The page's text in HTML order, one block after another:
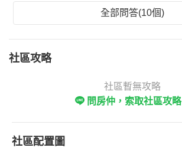
全部問答(10個)
社區攻略
社區暫無攻略
問房仲，索取社區攻略
社區配置圖